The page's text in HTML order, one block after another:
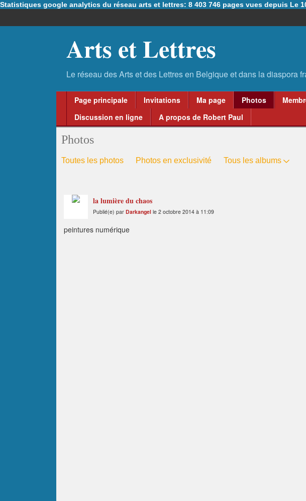
Statistiques google analytics du réseau arts et lettres: 8 403 746 pages vues depuis Le
Arts et Lettres
Page principale Invitations Ma page Photos
Discussion en ligne
A propos de Robert Paul
Photos
Toutes les photos Photos en exclusivité Tous les albums
la lumière du chaos
Publié(e) par Darkangel le 2 octobre 2014 à 11:09
peintures numérique